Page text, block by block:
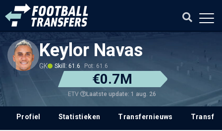
Keylor Navas
GK Skill: 61.6 Pot: 61.6
€0.7M
ETV Laatste update: 1 aug. 26
Profiel Statistieken Transfernieuws